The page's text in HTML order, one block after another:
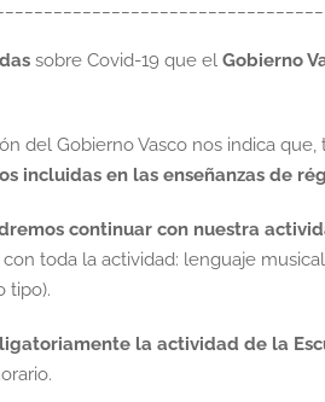
sobre Covid-19 que el Gobierno
del Gobierno Vasco nos indica
incluidas en las enseñanzas de
continuar con nuestra
toda la actividad: lenguaje
tipo).
la actividad de la